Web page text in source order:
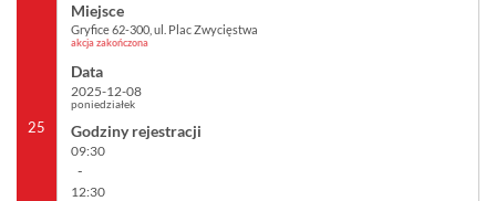
25
Gryfice 62-300, ul. Plac Zwycięstwa
akcja zakończona
2025-12-08
poniedziałek
09:30
-
12:30